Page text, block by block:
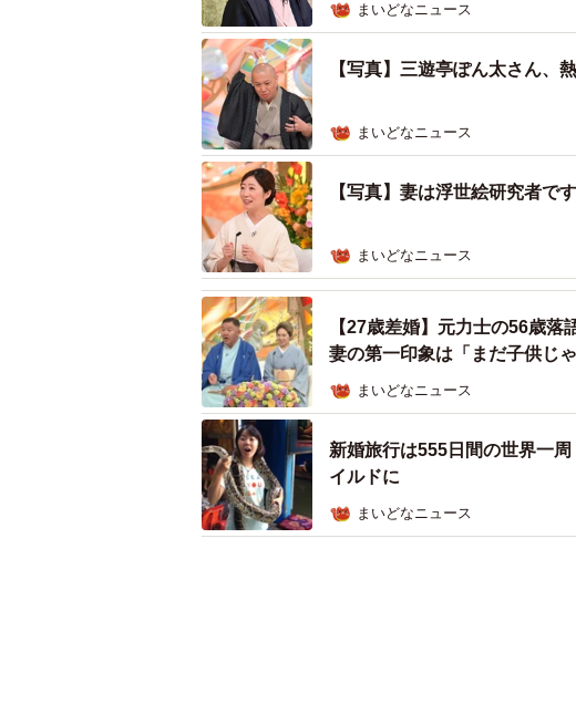
まいどなニュース
【写真】三遊亭ぽん太さん、
まいどなニュース
【写真】妻は浮世絵研究者です
まいどなニュース
【27歳差婚】元力士の56歳
妻の第一印象は「まだ子供じ
まいどなニュース
新婚旅行は555日間の世界一
イルドに
まいどなニュース